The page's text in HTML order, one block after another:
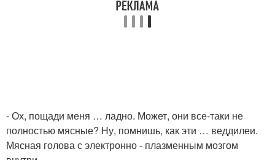
- Ох, пощади меня … ладно. Может, они все-таки не
полностью мясные? Ну, помнишь, как эти … веддилеи.
Мясная голова с электронно - плазменным мозгом